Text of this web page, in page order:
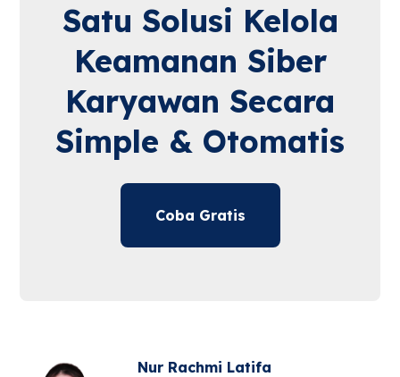
Satu Solusi Kelola
Keamanan Siber
Karyawan Secara
Simple & Otomatis
Coba Gratis
Nur Rachmi Latifa